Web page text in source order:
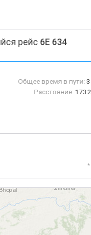
рейс 6E 634
Общее время в пути:
Расстояние:
*